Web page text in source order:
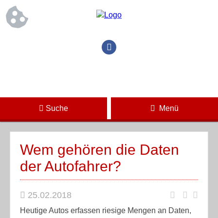
Suche Menü
Wem gehören die Daten
der Autofahrer?
25.02.2018
Heutige Autos erfassen riesige Mengen an Daten,